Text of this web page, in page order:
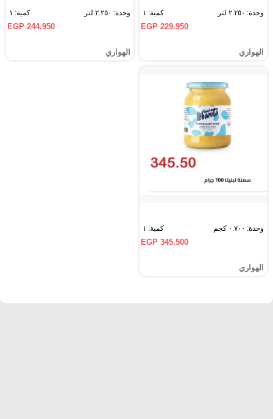
وحدة: ٢.٢٥٠ لتر كمية: ١
EGP 229.950
الهواري
وحدة: ٢.٢٥٠ لتر كمية: ١
EGP 244.950
الهواري
وحدة: ٠.٧٠٠ كجم كمية: ١
EGP 345.500
الهواري